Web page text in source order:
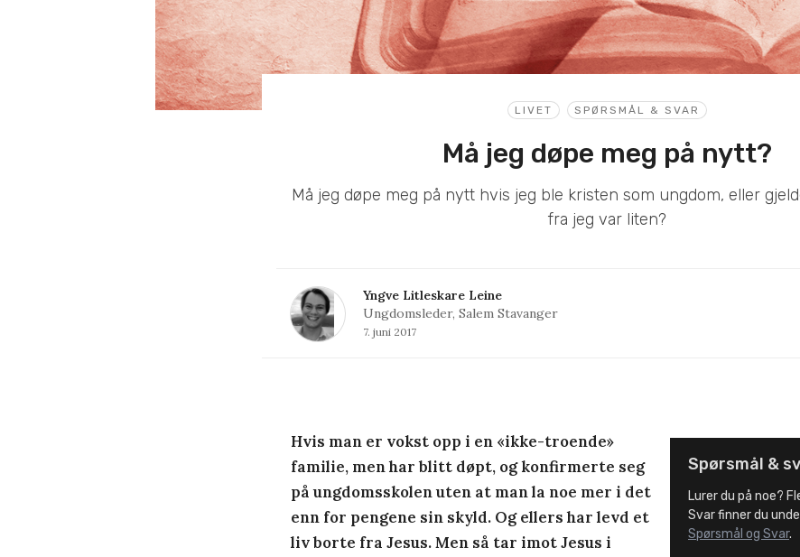
LIVET SPØRSMÅL & SVAR
Må jeg døpe meg på nytt?
Må jeg døpe meg på nytt hvis jeg ble kristen som ungdom, eller
fra jeg var liten?
Yngve Litleskare Leine
Ungdomsleder, Salem Stavanger
7. juni 2017
Spørsmål &
Lurer du på noe?
Svar finner du
Spørsmål og Svar.
Hvis man er vokst opp i en «ikke-troende»
familie, men har blitt døpt, og konfirmerte seg
på ungdomsskolen uten at man la noe mer i det
enn for pengene sin skyld. Og ellers har levd et
liv borte fra Jesus. Men så tar imot Jesus i